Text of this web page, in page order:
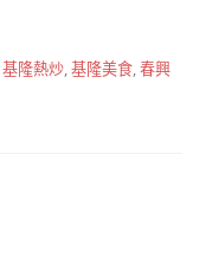
基隆熱炒,基隆美食,春興